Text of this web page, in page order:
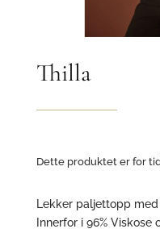
Thilla
Dette produktet er for
Lekker paljettopp
Innerfor i 96% Viskose